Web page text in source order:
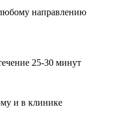
направлению
25-30 минут
и в клинике